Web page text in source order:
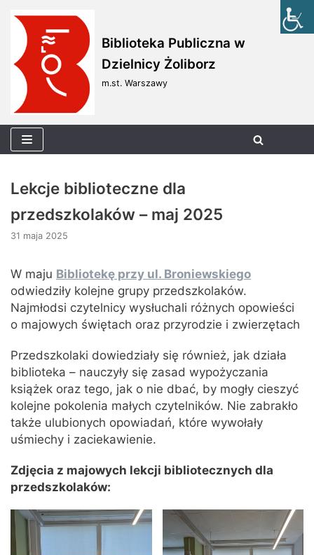
Skocz
do
treści
Biblioteka Publiczna w
Dzielnicy Żoliborz
m.st. Warszawy
Lekcje biblioteczne dla
przedszkolaków – maj 2025
31 maja 2025
W maju Bibliotekę przy ul. Broniewskiego
odwiedziły kolejne grupy przedszkolaków.
Najmłodsi czytelnicy wysłuchali różnych opowieści
o majowych świętach oraz przyrodzie i zwierzętach
Przedszkolaki dowiedziały się również, jak działa
biblioteka – nauczyły się zasad wypożyczania
książek oraz tego, jak o nie dbać, by mogły cieszyć
kolejne pokolenia małych czytelników. Nie zabrakło
także ulubionych opowiadań, które wywołały
uśmiechy i zaciekawienie.
Zdjęcia z majowych lekcji bibliotecznych dla
przedszkolaków: